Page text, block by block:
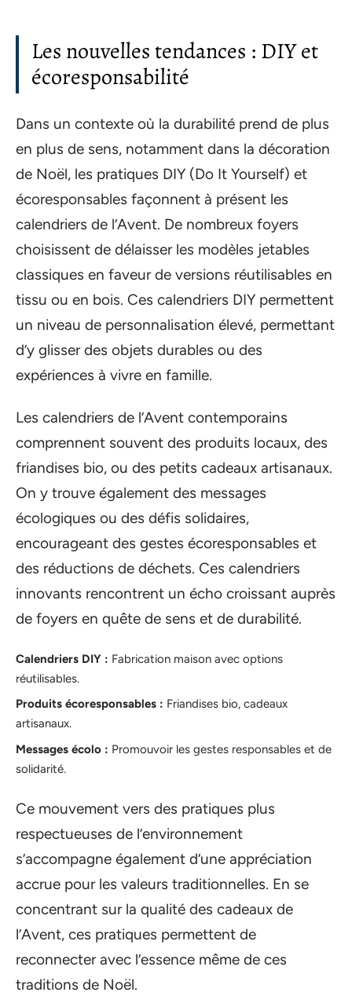
Les nouvelles tendances : DIY et
écoresponsabilité
Dans un contexte où la durabilité prend de plus
en plus de sens, notamment dans la décoration
de Noël, les pratiques DIY (Do It Yourself) et
écoresponsables façonnent à présent les
calendriers de l’Avent. De nombreux foyers
choisissent de délaisser les modèles jetables
classiques en faveur de versions réutilisables en
tissu ou en bois. Ces calendriers DIY permettent
un niveau de personnalisation élevé, permettant
d’y glisser des objets durables ou des
expériences à vivre en famille.
Les calendriers de l’Avent contemporains
comprennent souvent des produits locaux, des
friandises bio, ou des petits cadeaux artisanaux.
On y trouve également des messages
écologiques ou des défis solidaires,
encourageant des gestes écoresponsables et
des réductions de déchets. Ces calendriers
innovants rencontrent un écho croissant auprès
de foyers en quête de sens et de durabilité.
Calendriers DIY : Fabrication maison avec options
réutilisables.
Produits écoresponsables : Friandises bio, cadeaux
artisanaux.
Messages écolo : Promouvoir les gestes responsables et de
solidarité.
Ce mouvement vers des pratiques plus
respectueuses de l’environnement
s’accompagne également d’une appréciation
accrue pour les valeurs traditionnelles. En se
concentrant sur la qualité des cadeaux de
l’Avent, ces pratiques permettent de
reconnecter avec l’essence même de ces
traditions de Noël.